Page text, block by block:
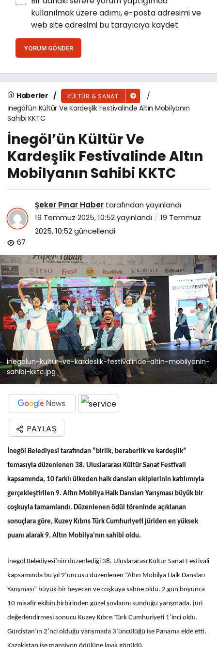
kullanılmak üzere adımı, e-posta adresimi ve
web site adresimi bu tarayıcıya kaydet.
YORUM GÖNDER
Haberler KÜLTÜR & SANAT
İnegöl’ün Kültür Ve Kardeşlik Festivalinde Altın Mobilyanın
Sahibi KKTC
İnegöl’ün Kültür Ve
Kardeşlik Festivalinde Altın
Mobilyanın Sahibi KKTC
Şeker Pınar Haber tarafından yayınlandı
19 Temmuz 2025, 10:52yayınlandı
19 Temmuz
2025, 10:52güncellendi
67
inegolun-kultur-ve-kardeslik-festivalinde-altin-mobilyanin-
sahibi-kktc.jpg
PAYLAŞ
İnegöl Belediyesi tarafından “birlik, beraberlik ve kardeşlik”
temasıyla düzenlenen 38. Uluslararası Kültür Sanat Festivali
kapsamında, 10 farklı ülkeden halk dansları ekiplerinin katılımıyla
gerçekleştirilen 9. Altın Mobilya Halk Dansları Yarışması büyük bir
coşkuyla tamamlandı. Düzenlenen ödül töreninde açıklanan
sonuçlara göre, Kuzey Kıbrıs Türk Cumhuriyeti jüriden en yüksek
puanı alarak 9. Altın Mobilya’nın sahibi oldu.
İnegöl Belediyesi’nin düzenlediği 38. Uluslararası Kültür Sanat Festivali
kapsamında bu yıl 9’uncusu düzenlenen “Altın Mobilya Halk Dansları
Yarışması” büyük bir heyecan ve coşkuya sahne oldu. 2 gün boyunca
10 misafir ekibin birbirinden güzel şovlarını sunduğu yarışmada, jüri
değerlendirmesi sonucu Kuzey Kıbrıs Türk Cumhuriyeti 1’inci oldu.
Gürcistan’ın 2’nci olduğu yarışmada 3’üncülüğü ise Panama elde etti.